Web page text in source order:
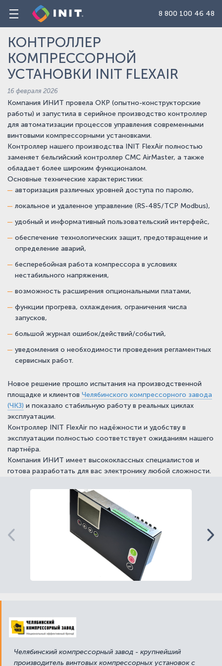
8 800 100 46 48
КОНТРОЛЛЕР
КОМПРЕССОРНОЙ
УСТАНОВКИ INIT FLEXAIR
16 февраля 2026
Компания ИНИТ провела ОКР (опытно-конструкторские
работы) и запустила в серийное производство контроллер
для автоматизации процессов управления современными
винтовыми компрессорными установками.
Контроллер нашего производства INIT FlexAir полностью
заменяет бельгийский контроллер CMC AirMaster, а также
обладает более широким функционалом.
Основные технические характеристики:
авторизация различных уровней доступа по паролю,
локальное и удаленное управление (RS-485/TCP Modbus),
удобный и информативный пользовательский интерфейс,
обеспечение технологических защит, предотвращение и
определение аварий,
бесперебойная работа компрессора в условиях
нестабильного напряжения,
возможность расширения опциональными платами,
функции прогрева, охлаждения, ограничения числа
запусков,
большой журнал ошибок/действий/событий,
уведомления о необходимости проведения регламентных
сервисных работ.
Новое решение прошло испытания на производственной
площадке и клиентов Челябинского компрессорного завода
(ЧКЗ) и показало стабильную работу в реальных циклах
эксплуатации.
Контроллер INIT FlexAir по надёжности и удобству в
эксплуатации полностью соответствует ожиданиям нашего
партнёра.
Компания ИНИТ имеет высококлассных специалистов и
готова разработать для вас электронику любой сложности.
Челябинский компрессорный завод - крупнейший
производитель винтовых компрессорных установок с